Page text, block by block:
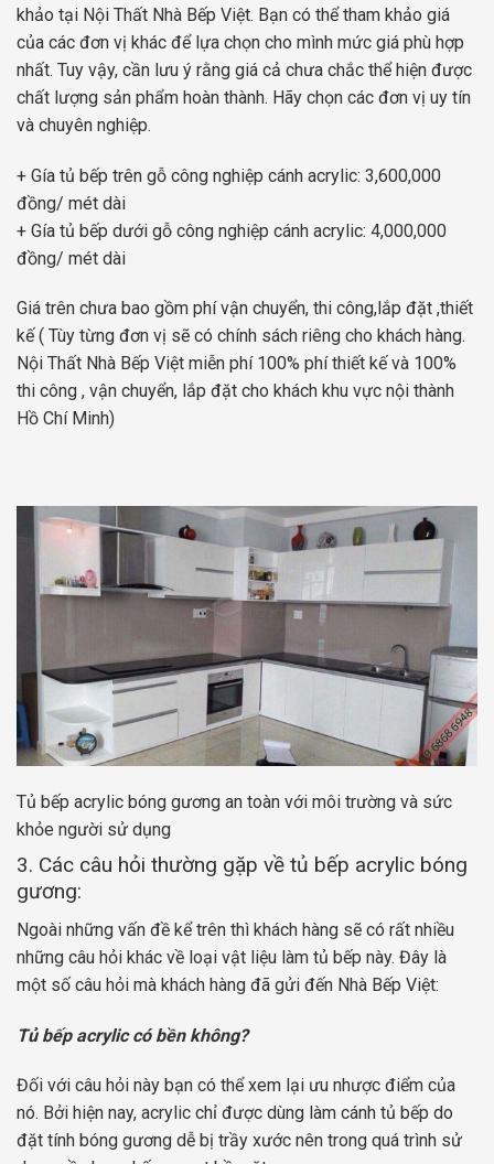
khảo tại Nội Thất Nhà Bếp Việt. Bạn có thể tham khảo giá
của các đơn vị khác để lựa chọn cho mình mức giá phù hợp
nhất. Tuy vậy, cần lưu ý rằng giá cả chưa chắc thể hiện được
chất lượng sản phẩm hoàn thành. Hãy chọn các đơn vị uy tín
và chuyên nghiệp.
+ Gía tủ bếp trên gỗ công nghiệp cánh acrylic: 3,600,000
đồng/ mét dài
+ Gía tủ bếp dưới gỗ công nghiệp cánh acrylic: 4,000,000
đồng/ mét dài
Giá trên chưa bao gồm phí vận chuyển, thi công,lắp đặt ,thiết
kế ( Tùy từng đơn vị sẽ có chính sách riêng cho khách hàng.
Nội Thất Nhà Bếp Việt miễn phí 100% phí thiết kế và 100%
thi công , vận chuyển, lắp đặt cho khách khu vực nội thành
Hồ Chí Minh)
Tủ bếp acrylic bóng gương an toàn với môi trường và sức
khỏe người sử dụng
3. Các câu hỏi thường gặp về tủ bếp acrylic bóng
gương:
Ngoài những vấn đề kể trên thì khách hàng sẽ có rất nhiều
những câu hỏi khác về loại vật liệu làm tủ bếp này. Đây là
một số câu hỏi mà khách hàng đã gửi đến Nhà Bếp Việt:
Tủ bếp acrylic có bền không?
Đối với câu hỏi này bạn có thể xem lại ưu nhược điểm của
nó. Bởi hiện nay, acrylic chỉ được dùng làm cánh tủ bếp do
đặt tính bóng gương dễ bị trầy xước nên trong quá trình sử